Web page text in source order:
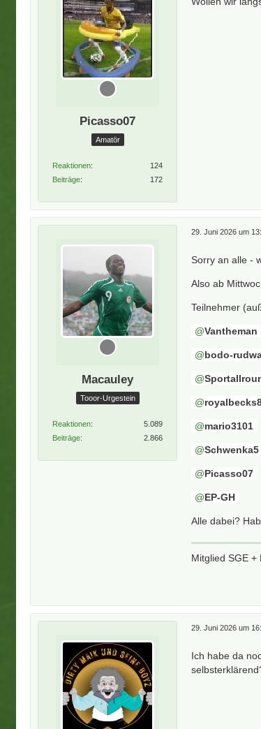
Picasso07
Amatör
Reaktionen
124
Beiträge
172
Macauley
Tooor-Urgestein
Reaktionen
5.089
Beiträge
2.866
29. Juni 2026 um
Sorry an alle -
Also ab
Teilnehmer
Vantheman
bodo-
mario3101
Schwenka5
Picasso07
EP-GH
Alle dabei?
Mitglied SGE +
29. Juni 2026 um
Ich habe da